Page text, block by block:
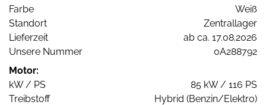
Farbe
Weiß
Standort
Zentrallager
Lieferzeit
ab ca. 17.08.2026
Unsere Nummer
0A288792
Motor:
kW / PS
85 kW / 116 PS
Treibstoff
Hybrid (Benzin/Elektro)